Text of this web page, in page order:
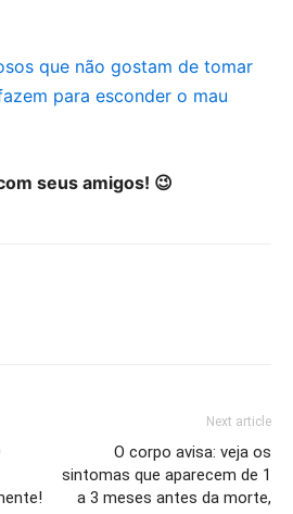
que não gostam de tomar
para esconder o mau
seus amigos! 😉
Next article
O corpo avisa: veja os
sintomas que aparecem de 1
a 3 meses antes da morte,